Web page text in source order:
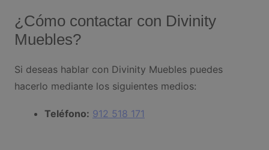
¿Cómo contactar con Divinity
Muebles?
Si deseas hablar con Divinity Muebles puedes
hacerlo mediante los siguientes medios:
Teléfono: 912 518 171